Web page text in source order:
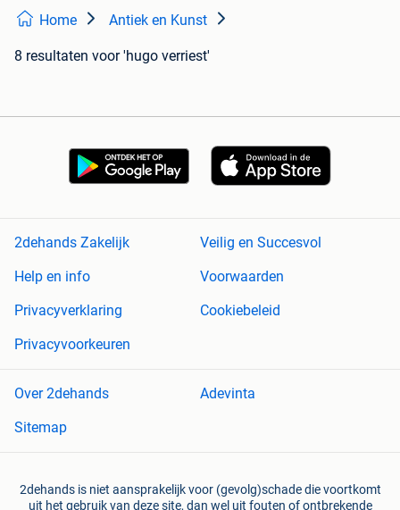
Home Antiek en Kunst
8 resultaten voor 'hugo verriest'
2dehands Zakelijk
Veilig en Succesvol
Help en info
Voorwaarden
Privacyverklaring
Cookiebeleid
Privacyvoorkeuren
Over 2dehands
Adevinta
Sitemap
2dehands is niet aansprakelijk voor (gevolg)schade die voortkomt
uit het gebruik van deze site, dan wel uit fouten of ontbrekende